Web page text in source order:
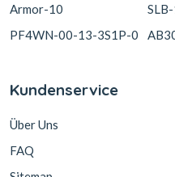
Armor-10
PF4WN-00-13-3S1P-0
Kundenservice
Über Uns
FAQ